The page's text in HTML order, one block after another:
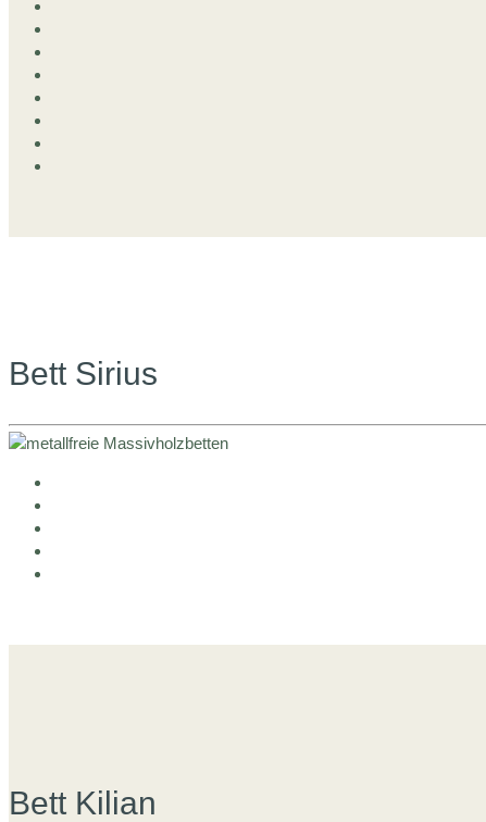
Bett Sirius
Bett Kilian